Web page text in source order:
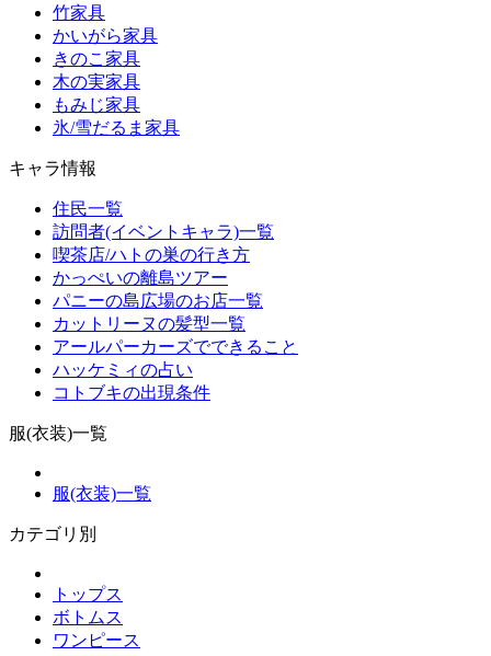
竹家具
かいがら家具
きのこ家具
木の実家具
もみじ家具
氷/雪だるま家具
キャラ情報
住民一覧
訪問者(イベントキャラ)一覧
喫茶店/ハトの巣の行き方
かっぺいの離島ツアー
パニーの島広場のお店一覧
カットリーヌの髪型一覧
アールパーカーズでできること
ハッケミィの占い
コトブキの出現条件
服(衣装)一覧
服(衣装)一覧
カテゴリ別
トップス
ボトムス
ワンピース